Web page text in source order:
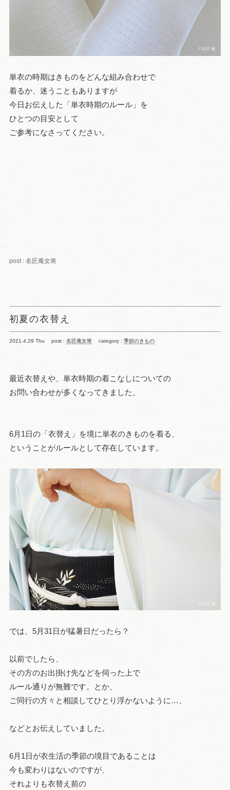
単衣の時期はきものをどんな組み合わせで
着るか、迷うこともありますが
今日お伝えした「単衣時期のルール」を
ひとつの目安として
ご参考になさってください。
post : 名匠庵女将
初夏の衣替え
2021.4.29 Thu post : 名匠庵女将 category : 季節のきもの
最近衣替えや、単衣時期の着こなしについての
お問い合わせが多くなってきました。
6月1日の「衣替え」を境に単衣のきものを着る、
ということがルールとして存在しています。
では、5月31日が猛暑日だったら？
以前でしたら、
その方のお出掛け先などを伺った上で
ルール通りが無難です。とか、
ご同行の方々と相談してひとり浮かないように…、
などとお伝えしていました。
6月1日が衣生活の季節の境目であることは
今も変わりはないのですが、
それよりも衣替え前の